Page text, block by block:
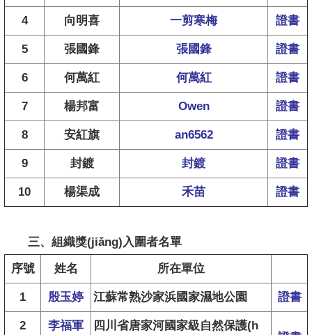
4 向明喜 一剪寒梅 證書
5 張國鋒 張國鋒 證書
6 何萬紅 何萬紅 證書
7 楊邦富 Owen 證書
8 安紅旗 an6562 證書
9 封鍍 封鍍 證書
10 楊渠成 禾苗 證書
三、組織獎(jiǎng)入圍者名單
序號
姓名 所在單位
1 殷玉婷 江蘇常熟沙家浜國家濕地公園 證書
2 李福軍
四川省唐家河國家級自然保護(h